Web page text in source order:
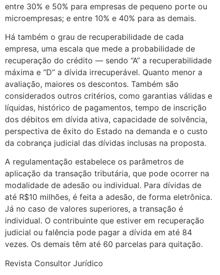
entre 30% e 50% para empresas de pequeno porte ou
microempresas; e entre 10% e 40% para as demais.
Há também o grau de recuperabilidade de cada
empresa, uma escala que mede a probabilidade de
recuperação do crédito — sendo “A” a recuperabilidade
máxima e “D” a dívida irrecuperável. Quanto menor a
avaliação, maiores os descontos. Também são
considerados outros critérios, como garantias válidas e
líquidas, histórico de pagamentos, tempo de inscrição
dos débitos em dívida ativa, capacidade de solvência,
perspectiva de êxito do Estado na demanda e o custo
da cobrança judicial das dívidas inclusas na proposta.
A regulamentação estabelece os parâmetros de
aplicação da transação tributária, que pode ocorrer na
modalidade de adesão ou individual. Para dívidas de
até R$10 milhões, é feita a adesão, de forma eletrônica.
Já no caso de valores superiores, a transação é
individual. O contribuinte que estiver em recuperação
judicial ou falência pode pagar a dívida em até 84
vezes. Os demais têm até 60 parcelas para quitação.
Revista Consultor Jurídico